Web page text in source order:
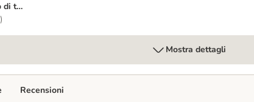
di tè
Mostra dettagli
Recensioni